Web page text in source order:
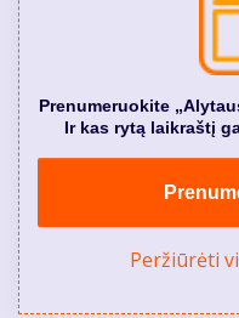
Prenumeruokite
Ir kas rytą laikraštį
Peržiūrėti